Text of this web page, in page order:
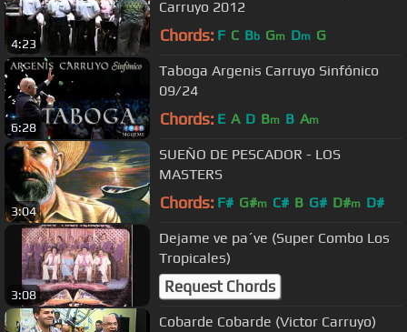
4:23
Carruyo 2012
Chords: F C Bb Gm Dm G
6:28
Taboga Argenis Carruyo Sinfónico
09/24
Chords: E A D Bm B Am
3:04
SUEÑO DE PESCADOR - LOS
MASTERS
Chords: F# G#m C# B G# D#m D#
3:08
Dejame ve pa´ve (Super Combo Los
Tropicales)
Request Chords
Cobarde Cobarde (Victor Carruyo)